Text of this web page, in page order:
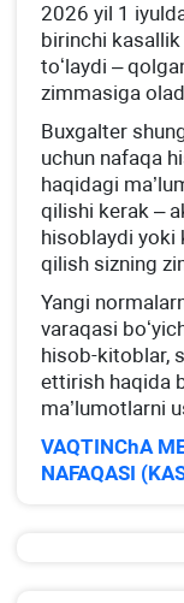
2026 yil 1
birinchi
toʻlaydi –
zimmasiga
Buхgalter
uchun nafaqa
haqidagi
qilishi kerak –
hisoblaydi yoki
qilish sizning
Yangi
varaqasi
hisob-kitoblar,
ettirish haqida
ma’lumotlarni
VAQTINChA
NAFAQASI